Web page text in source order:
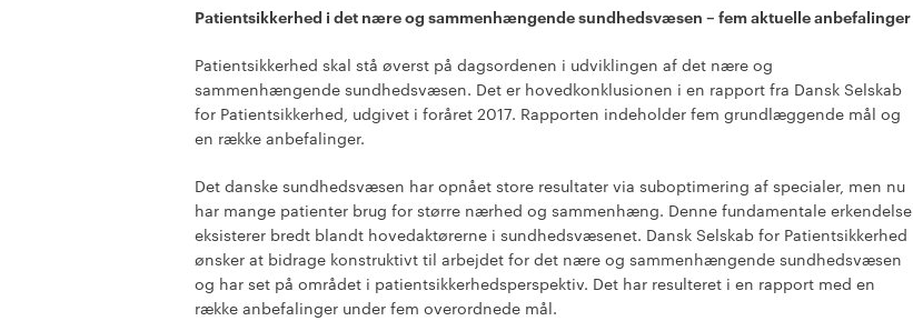
Patientsikkerhed i det nære og sammenhængende sundhedsvæsen – fem aktuelle anbefalinger
Patientsikkerhed skal stå øverst på dagsordenen i udviklingen af det nære og
sammenhængende sundhedsvæsen. Det er hovedkonklusionen i en rapport fra Dansk Selskab
for Patientsikkerhed, udgivet i foråret 2017. Rapporten indeholder fem grundlæggende mål og
en række anbefalinger.
Det danske sundhedsvæsen har opnået store resultater via suboptimering af specialer, men nu
har mange patienter brug for større nærhed og sammenhæng. Denne fundamentale erkendelse
eksisterer bredt blandt hovedaktørerne i sundhedsvæsenet. Dansk Selskab for Patientsikkerhed
ønsker at bidrage konstruktivt til arbejdet for det nære og sammenhængende sundhedsvæsen
og har set på området i patientsikkerhedsperspektiv. Det har resulteret i en rapport med en
række anbefalinger under fem overordnede mål.